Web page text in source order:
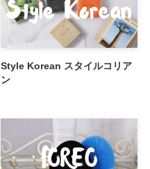
Style Korean スタイルコリア
ン